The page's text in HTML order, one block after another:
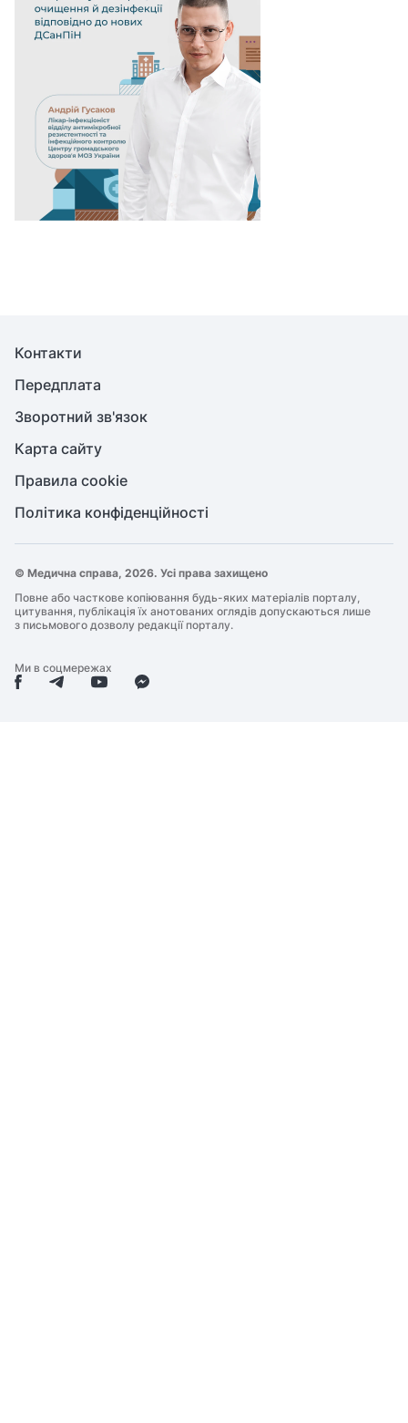
Контакти
Передплата
Зворотний зв'язок
Карта сайту
Правила cookie
Політика конфіденційності
© Медична справа, 2026. Усі права захищено
Повне або часткове копіювання будь-яких матеріалів порталу,
цитування, публікація їх анотованих оглядів допускаються лише
з письмового дозволу редакції порталу.
Ми в соцмережах